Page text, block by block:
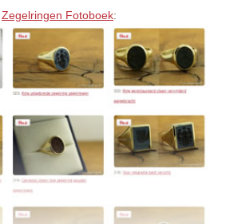
Zegelringen Fotoboek: